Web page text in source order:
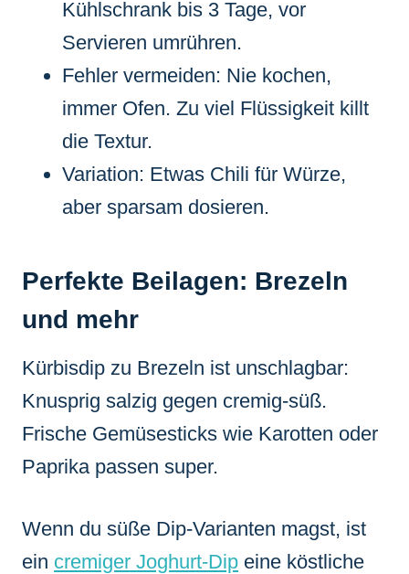
Kühlschrank bis 3 Tage, vor
Servieren umrühren.
Fehler vermeiden: Nie kochen,
immer Ofen. Zu viel Flüssigkeit killt
die Textur.
Variation: Etwas Chili für Würze,
aber sparsam dosieren.
Perfekte Beilagen: Brezeln
und mehr
Kürbisdip zu Brezeln ist unschlagbar:
Knusprig salzig gegen cremig-süß.
Frische Gemüsesticks wie Karotten oder
Paprika passen super.
Wenn du süße Dip-Varianten magst, ist
ein cremiger Joghurt-Dip eine köstliche